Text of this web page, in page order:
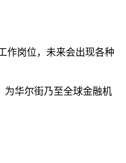
作岗位，未来会出现各种
为华尔街乃至全球金融机